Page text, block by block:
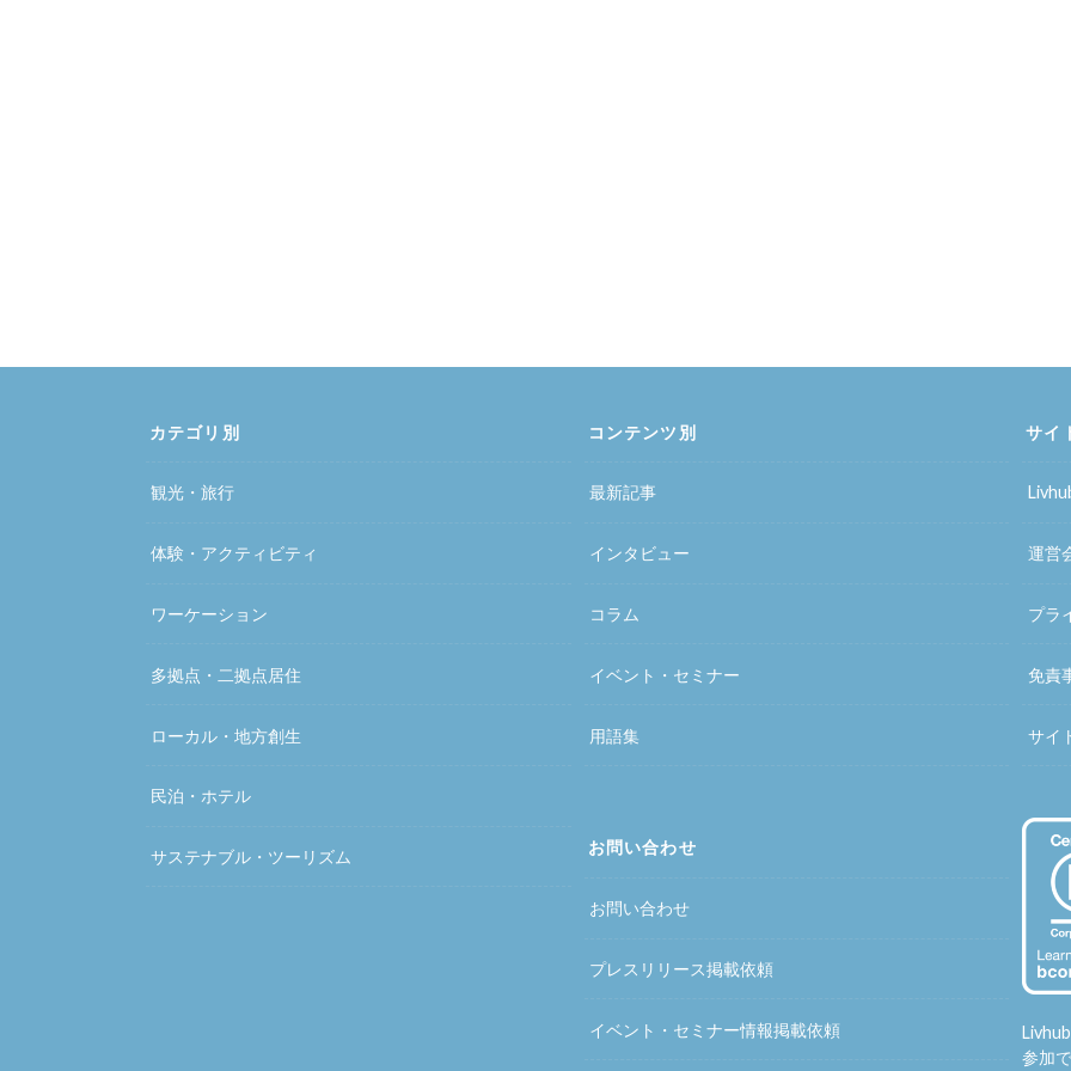
カテゴリ別
観光・旅行
体験・アクティビティ
ワーケーション
多拠点・二拠点居住
ローカル・地方創生
民泊・ホテル
サステナブル・ツーリズム
コンテンツ別
最新記事
インタビュー
コラム
イベント・セミナー
用語集
お問い合わせ
お問い合わせ
プレスリリース掲載依頼
イベント・セミナー情報掲載依頼
サイ
運営
プラ
免責
サイ
参加